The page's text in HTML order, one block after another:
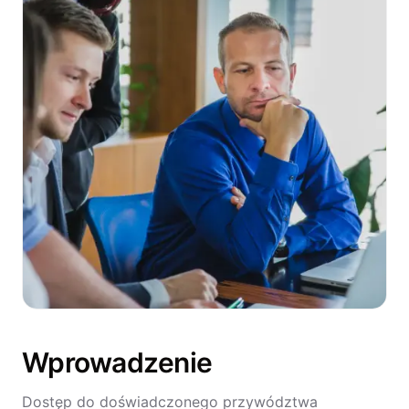
Wprowadzenie
Dostęp do doświadczonego przywództwa